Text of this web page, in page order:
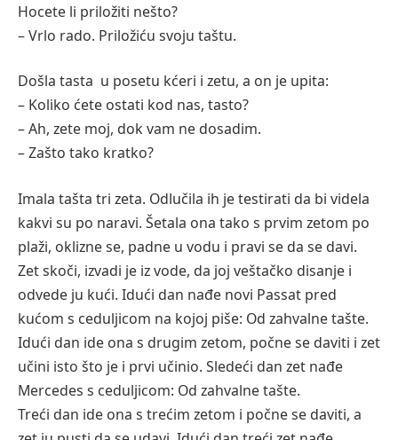
Hocete li priložiti nešto?
– Vrlo rado. Priložiću svoju taštu.
Došla tasta u posetu kćeri i zetu, a on je upita:
– Koliko ćete ostati kod nas, tasto?
– Ah, zete moj, dok vam ne dosadim.
– Zašto tako kratko?
Imala tašta tri zeta. Odlučila ih je testirati da bi videla
kakvi su po naravi. Šetala ona tako s prvim zetom po
plaži, oklizne se, padne u vodu i pravi se da se davi.
Zet skoči, izvadi je iz vode, da joj veštačko disanje i
odvede ju kući. Idući dan nađe novi Passat pred
kućom s ceduljicom na kojoj piše: Od zahvalne tašte.
Idući dan ide ona s drugim zetom, počne se daviti i zet
učini isto što je i prvi učinio. Sledeći dan zet nađe
Mercedes s ceduljicom: Od zahvalne tašte.
Treći dan ide ona s trećim zetom i počne se daviti, a